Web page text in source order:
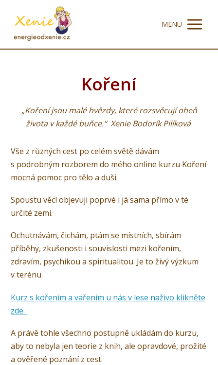
MENU
Koření
„Koření jsou malé hvězdy, které rozsvěcují oheň
života v každé buňce.“ Xenie Bodorík Pilíková
Vše z různých cest po celém světě dávám
s podrobným rozborem do mého online kurzu Koření
mocná pomoc pro tělo a duši.
Spoustu věcí objevuji poprvé i já sama přímo v té
určité zemi.
Ochutnávám, čichám, ptám se místních, sbírám
příběhy, zkušenosti i souvislosti mezi kořením,
zdravím, psychikou a spiritualitou. Je to živý výzkum
v terénu.
Kurz s kořením a vařením u nás v lese naživo klikněte
zde.
A právě tohle všechno postupně ukládám do kurzu,
aby to nebyla jen teorie z knih, ale opravdové, prožité
a ověřené poznání z cest.